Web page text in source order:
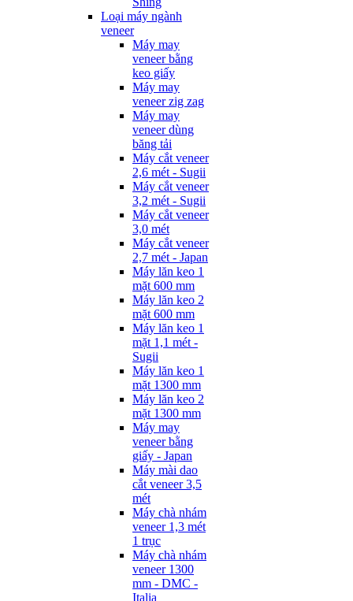
Loại máy ngành
veneer
Máy may
veneer bằng
keo giấy
Máy may
veneer zig zag
Máy may
veneer dùng
băng tải
Máy cắt veneer
2,6 mét - Sugii
Máy cắt veneer
3,2 mét - Sugii
Máy cắt veneer
3,0 mét
Máy cắt veneer
2,7 mét - Japan
Máy lăn keo 1
mặt 600 mm
Máy lăn keo 2
mặt 600 mm
Máy lăn keo 1
mặt 1,1 mét -
Sugii
Máy lăn keo 1
mặt 1300 mm
Máy lăn keo 2
mặt 1300 mm
Máy may
veneer bằng
giấy - Japan
Máy mài dao
cắt veneer 3,5
mét
Máy chà nhám
veneer 1,3 mét
1 trục
Máy chà nhám
veneer 1300
mm - DMC -
Italia